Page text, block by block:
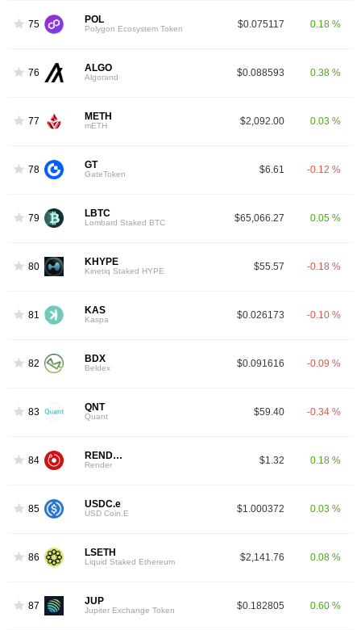
75 POL
Polygon Ecosystem Token $0.075117 0.18 %
76 ALGO
Algorand $0.088593 0.38 %
77 METH
mETH $2,092.00 0.03 %
78 GT
GateToken $6.61 -0.12 %
79 LBTC
Lombard Staked BTC $65,066.27 0.05 %
80 KHYPE
Kinetiq Staked HYPE $55.57 -0.18 %
81 KAS
Kaspa $0.026173 -0.10 %
82 BDX
Beldex $0.091616 -0.09 %
83 QNT
Quant $59.40 -0.34 %
84 RENDER
Render $1.32 0.18 %
85 USDC.e
USD Coin.E $1.000372 0.03 %
86 LSETH
Liquid Staked Ethereum $2,141.76 0.08 %
87 JUP
Jupiter Exchange Token $0.182805 0.60 %